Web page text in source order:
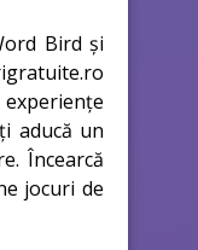
Bird și
aducă un
Încearcă
jocuri de